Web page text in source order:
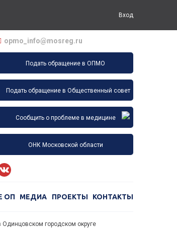
Вход
opmo_info@mosreg.ru
Подать обращение в ОПМО
Подать обращение в Общественный совет
Сообщить о проблеме в медицине
ОНК Московской области
ОП МЕДИА ПРОЕКТЫ КОНТАКТЫ
городском округе